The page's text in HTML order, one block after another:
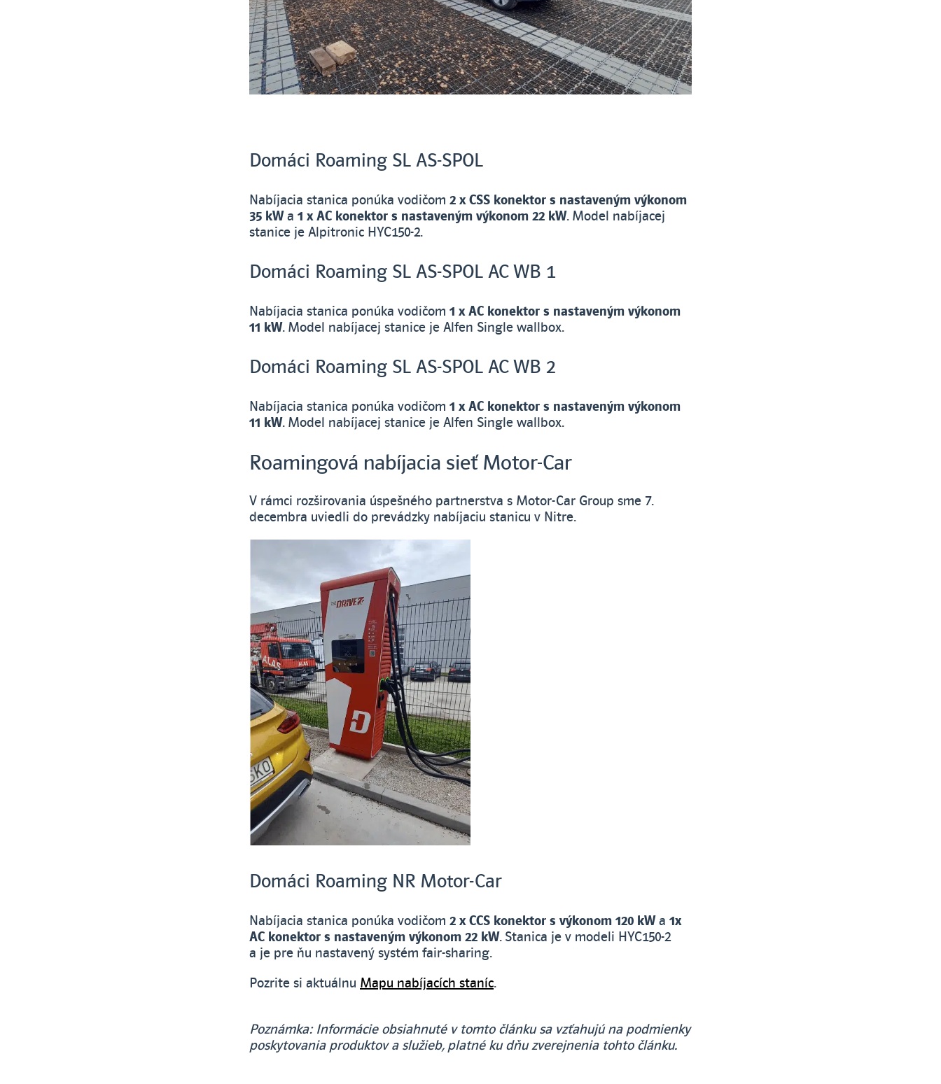
Domáci Roaming SL AS-SPOL
Nabíjacia stanica ponúka vodičom 2 x CSS konektor s nastaveným výkonom
35 kWa 1 x AC konektor s nastaveným výkonom 22 kW. Model nabíjacej
stanice je Alpitronic HYC150-2.
Domáci Roaming SL AS-SPOL AC WB 1
Nabíjacia stanica ponúka vodičom 1 x AC konektor s nastaveným výkonom
11 kW. Model nabíjacej stanice je Alfen Single wallbox.
Domáci Roaming SL AS-SPOL AC WB 2
Nabíjacia stanica ponúka vodičom 1 x AC konektor s nastaveným výkonom
11 kW. Model nabíjacej stanice je Alfen Single wallbox.
Roamingová nabíjacia sieť Motor-Car
V rámci rozširovania úspešného partnerstva s Motor-Car Group sme 7.
decembra uviedli do prevádzky nabíjaciu stanicu v Nitre.
Domáci Roaming NR Motor-Car
Nabíjacia stanica ponúka vodičom 2 x CCS konektor s výkonom 120 kWa 1x
AC konektor s nastaveným výkonom 22 kW. Stanica je v modeli HYC150-2
a je pre ňu nastavený systém fair-sharing.
Pozrite si aktuálnu Mapu nabíjacích staníc.
Poznámka: Informácie obsiahnuté v tomto článku sa vzťahujú na podmienky
poskytovania produktov a služieb, platné ku dňu zverejnenia tohto článku.